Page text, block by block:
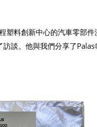
塑料創新中心的汽車零部
談。他與我們分享了